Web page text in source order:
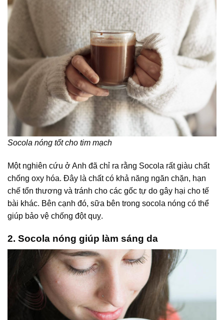
Socola nóng tốt cho tim mạch
Một nghiên cứu ở Anh đã chỉ ra rằng Socola rất giàu chất
chống oxy hóa. Đây là chất có khả năng ngăn chặn, hạn
chế tổn thương và tránh cho các gốc tự do gây hại cho tế
bài khác. Bên cạnh đó, sữa bên trong socola nóng có thể
giúp bảo vệ chống đột quỵ.
2. Socola nóng giúp làm sáng da